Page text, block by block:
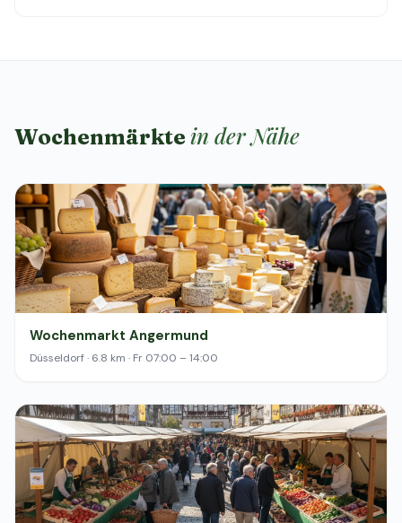
Wochenmärkte in der Nähe
Wochenmarkt Angermund
Düsseldorf · 6.8 km · Fr 07:00 – 14:00